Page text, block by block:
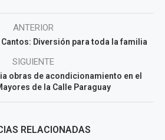
ANTERIOR
Diversión para toda la familia
SIGUIENTE
obras de acondicionamiento en el
de la Calle Paraguay
RELACIONADAS